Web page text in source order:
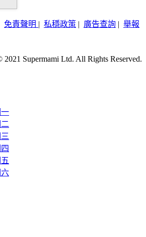
免責聲明 | 私穩政策 | 廣告查詢 | 舉報
Supermami Ltd. All Rights Reserved.